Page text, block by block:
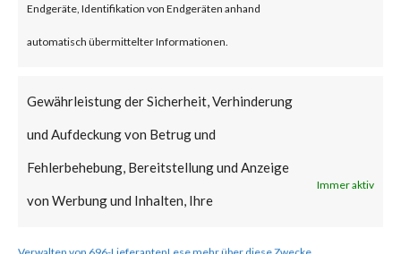
Endgeräte, Identifikation von Endgeräten anhand
automatisch übermittelter Informationen.
Gewährleistung der Sicherheit, Verhinderung
und Aufdeckung von Betrug und
Fehlerbehebung, Bereitstellung und Anzeige
von Werbung und Inhalten, Ihre
Immer aktiv
Exploited Vulnerabilities (KEV)
What is the Vendor Solution?